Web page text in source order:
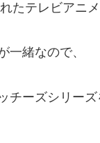
たテレビアニ
一緒なので、
チーズシリー